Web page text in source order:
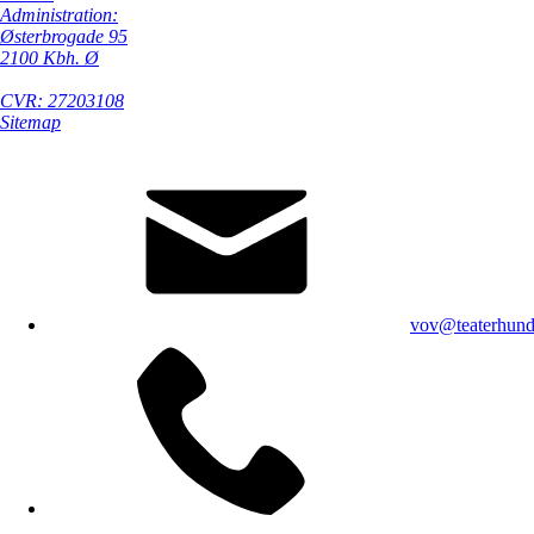
Administration:
Østerbrogade 95
2100 Kbh. Ø
CVR: 27203108
Sitemap